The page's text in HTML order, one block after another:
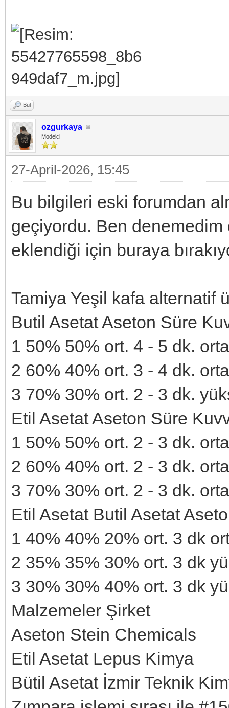
Bul
ozgurkaya
Modelci
27-April-2026, 15:45
Bu bilgileri eski forumdan
geçiyordu. Ben
eklendiği için buraya
Tamiya Yeşil kafa alternatif
Butil Asetat Aseton Süre
1 50% 50% ort. 4 - 5 dk.
2 60% 40% ort. 3 - 4 dk.
3 70% 30% ort. 2 - 3 dk.
Etil Asetat Aseton Süre
1 50% 50% ort. 2 - 3 dk.
2 60% 40% ort. 2 - 3 dk.
3 70% 30% ort. 2 - 3 dk. orta
Etil Asetat Butil Asetat
1 40% 40% 20% ort. 3 dk
2 35% 35% 30% ort. 3 dk
3 30% 30% 40% ort. 3 dk
Malzemeler Şirket
Aseton Stein Chemicals
Etil Asetat Lepus Kimya
Bütil Asetat İzmir Teknik